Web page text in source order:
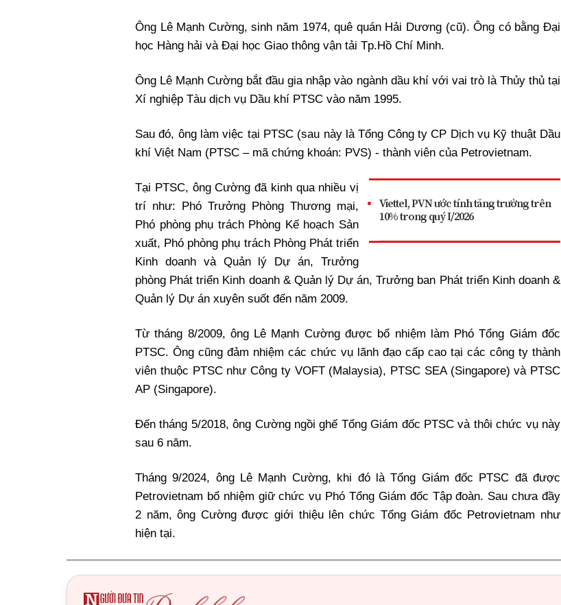
Ông Lê Mạnh Cường, sinh năm 1974, quê quán Hải Dương (cũ). Ông có bằng Đại
học Hàng hải và Đại học Giao thông vận tải Tp.Hồ Chí Minh.
Ông Lê Mạnh Cường bắt đầu gia nhập vào ngành dầu khí với vai trò là Thủy thủ tại
Xí nghiệp Tàu dịch vụ Dầu khí PTSC vào năm 1995.
Sau đó, ông làm việc tại PTSC (sau này là Tổng Công ty CP Dịch vụ Kỹ thuật Dầu
khí Việt Nam (PTSC – mã chứng khoán: PVS) - thành viên của Petrovietnam.
Viettel, PVN ước tính tăng trưởng trên
10% trong quý I/2026
Tại PTSC, ông Cường đã kinh qua nhiều vị
trí như: Phó Trưởng Phòng Thương mại,
Phó phòng phụ trách Phòng Kế hoạch Sản
xuất, Phó phòng phụ trách Phòng Phát triển
Kinh doanh và Quản lý Dự án, Trưởng
phòng Phát triển Kinh doanh & Quản lý Dự án, Trưởng ban Phát triển Kinh doanh &
Quản lý Dự án xuyên suốt đến năm 2009.
Từ tháng 8/2009, ông Lê Mạnh Cường được bổ nhiệm làm Phó Tổng Giám đốc
PTSC. Ông cũng đảm nhiệm các chức vụ lãnh đạo cấp cao tại các công ty thành
viên thuộc PTSC như Công ty VOFT (Malaysia), PTSC SEA (Singapore) và PTSC
AP (Singapore).
Đến tháng 5/2018, ông Cường ngồi ghế Tổng Giám đốc PTSC và thôi chức vụ này
sau 6 năm.
Tháng 9/2024, ông Lê Mạnh Cường, khi đó là Tổng Giám đốc PTSC đã được
Petrovietnam bổ nhiệm giữ chức vụ Phó Tổng Giám đốc Tập đoàn. Sau chưa đầy
2 năm, ông Cường được giới thiệu lên chức Tổng Giám đốc Petrovietnam như
hiện tại.